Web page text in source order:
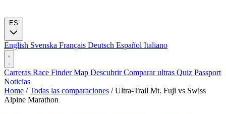
English Svenska Français Deutsch Español Italiano
Carreras Race FinderMap DescubrirComparar ultras Quiz Passport
Noticias
Home / Todas las comparaciones / Ultra-Trail Mt. Fuji vs Swiss
Alpine Marathon